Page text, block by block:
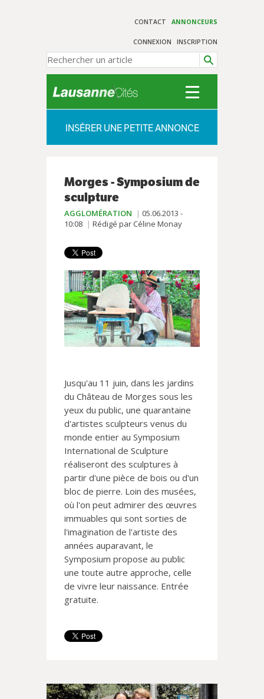
CONTACT ANNONCEURS
CONNEXION INSCRIPTION
INSÉRER UNE PETITE ANNONCE
Morges - Symposium de
sculpture
AGGLOMÉRATION
05.06.2013 -
10:08
Rédigé par Céline Monay
Jusqu'au 11 juin, dans les jardins
du Château de Morges sous les
yeux du public, une quarantaine
d'artistes sculpteurs venus du
monde entier au Symposium
International de Sculpture
réaliseront des sculptures à
partir d'une pièce de bois ou d'un
bloc de pierre. Loin des musées,
où l'on peut admirer des œuvres
immuables qui sont sorties de
l'imagination de l'artiste des
années auparavant, le
Symposium propose au public
une toute autre approche, celle
de vivre leur naissance. Entrée
gratuite.